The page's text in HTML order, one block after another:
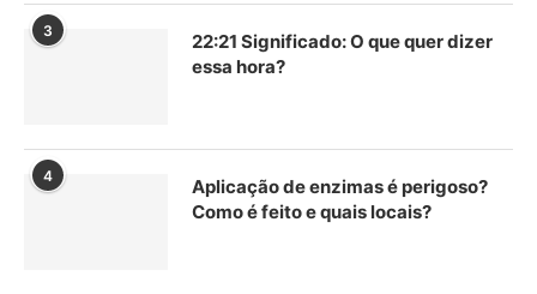
3
22:21 Significado: O que quer dizer
essa hora?
4
Aplicação de enzimas é perigoso?
Como é feito e quais locais?